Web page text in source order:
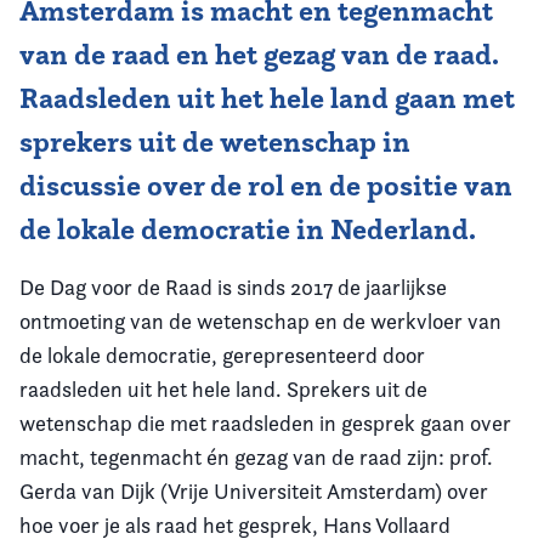
Amsterdam is macht en tegenmacht
van de raad en het gezag van de raad.
Raadsleden uit het hele land gaan met
sprekers uit de wetenschap in
discussie over de rol en de positie van
de lokale democratie in Nederland.
De Dag voor de Raad is sinds 2017 de jaarlijkse
ontmoeting van de wetenschap en de werkvloer van
de lokale democratie, gerepresenteerd door
raadsleden uit het hele land. Sprekers uit de
wetenschap die met raadsleden in gesprek gaan over
macht, tegenmacht én gezag van de raad zijn: prof.
Gerda van Dijk (Vrije Universiteit Amsterdam) over
hoe voer je als raad het gesprek, Hans Vollaard